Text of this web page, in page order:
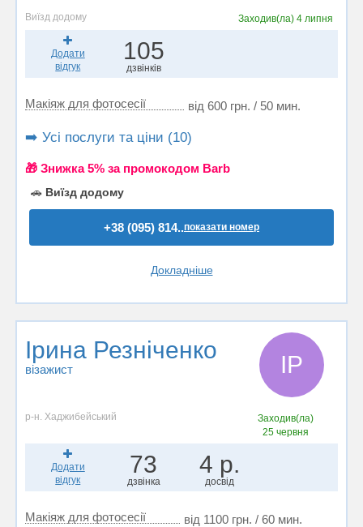
Виїзд додому Заходив(ла)4 липня
Додати
відгук
105
дзвінків
Макіяж для фотосесії від 600 грн. / 50 мин.
➡️ Усі послуги та ціни (10)
🎁 Знижка 5% за промокодом Barb
🚗 Виїзд додому
+38 (095) 814..показати номер
Докладніше
Ірина Резніченко
візажист ІР
р-н. Хаджибейський
Заходив(ла)
25 червня
Додати
відгук
73
дзвінка
4 р.
досвід
Макіяж для фотосесії від 1100 грн. / 60 мин.